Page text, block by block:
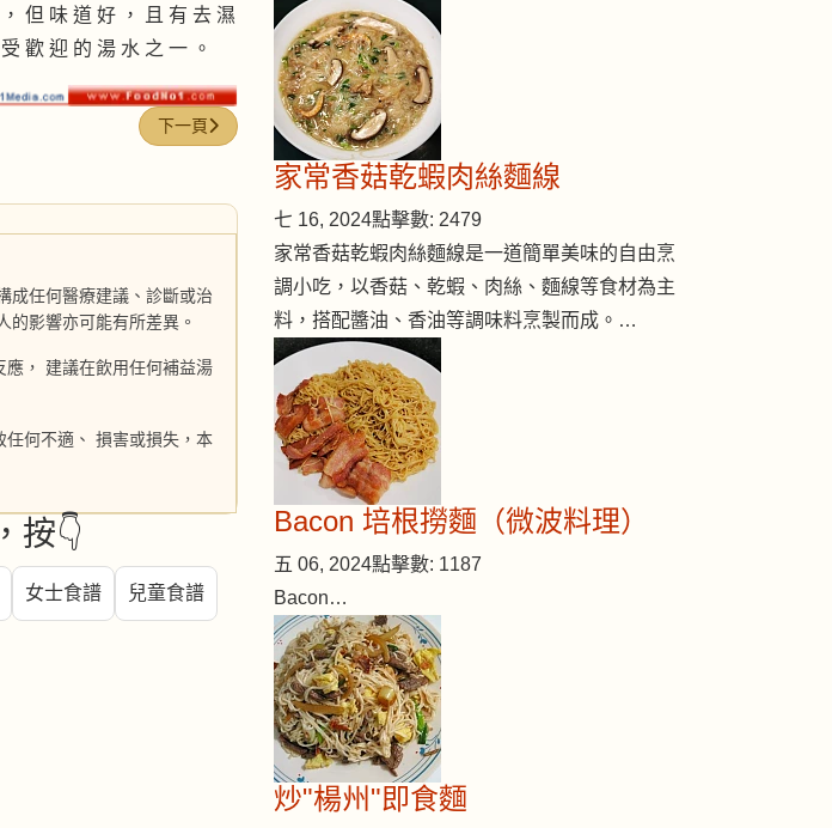
但 味 道 好 ， 且 有 去 濕
歡 迎 的 湯 水 之 一 。
下一篇文章: 夜香花炒海鮮雜錦
下一頁
成任何醫療建議、診斷或治
的影響亦可能有所差異。
， 建議在飲用任何補益湯
何不適、 損害或損失，本
按👇
女士食譜 兒童食譜
家常香菇乾蝦肉絲麵線
七 16, 2024點擊數: 2479
家常香菇乾蝦肉絲麵線是一道簡單美味的自由烹
調小吃，以香菇、乾蝦、肉絲、麵線等食材為主
料，搭配醬油、香油等調味料烹製而成。…
Bacon 培根撈麵（微波料理）
五 06, 2024點擊數: 1187
Bacon…
炒"楊州"即食麵